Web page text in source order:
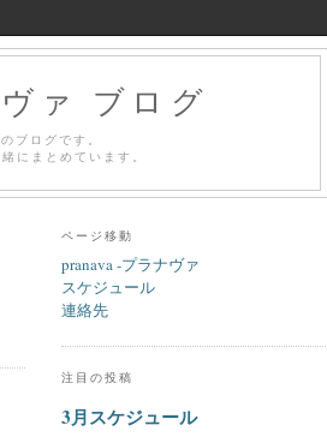
ァ ブログ
ブログです。
にまとめています。
ページ移動
pranava -プラナヴァ
スケジュール
連絡先
注目の投稿
3月スケジュール